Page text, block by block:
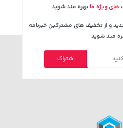
های ویژه ما بهره مند شوید
و از تخفیف های مشترکین خبرنامه
مند شوید
اشتراک